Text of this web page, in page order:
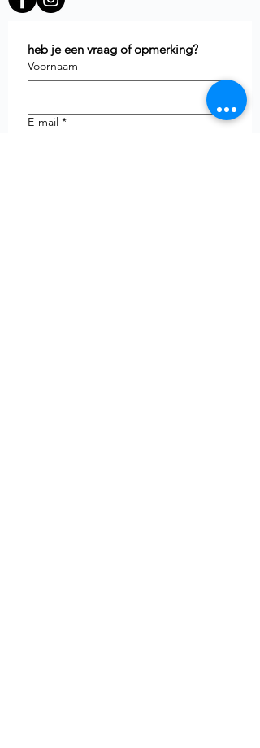
heb je een vraag of opmerking?
Voornaam
E-mail *